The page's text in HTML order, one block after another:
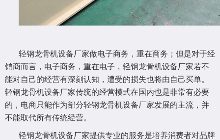
轻钢龙骨机设备厂家做电子商务，重在商务；但是对于经
销商而言，电子商务，重在电子，轻钢龙骨机设备厂家若不
能对自己的经营有深刻认知，遭受的损失也将由自己买单。
轻钢龙骨机设备厂家传统的经营模式在国内也是非常有必要
的，电商只能作为部分轻钢龙骨机设备厂家发展的主流，并
不能取代所有传统经营。
轻钢龙骨机设备厂家提供专业的服务是培养消费者对品牌